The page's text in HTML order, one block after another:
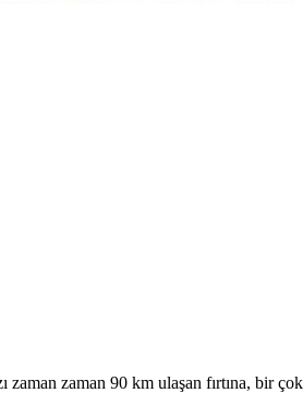
zaman 90 km ulaşan fırtına, bir